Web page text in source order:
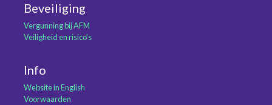
Beveiliging
Vergunning bij AFM
Veiligheid en risico's
Info
Website in English
Voorwaarden